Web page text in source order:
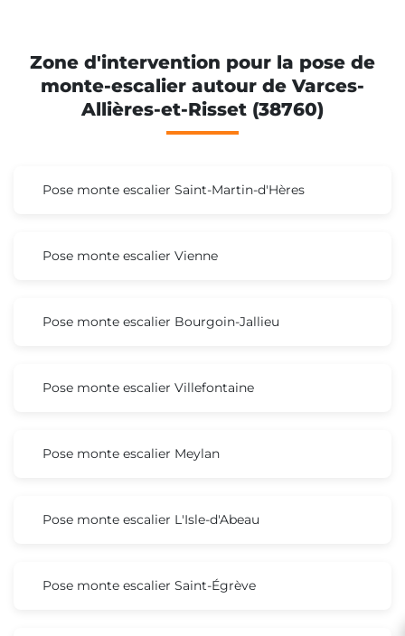
Zone d'intervention pour la pose de
monte-escalier autour de Varces-
Allières-et-Risset (38760)
Pose monte escalier Saint-Martin-d'Hères
Pose monte escalier Vienne
Pose monte escalier Bourgoin-Jallieu
Pose monte escalier Villefontaine
Pose monte escalier Meylan
Pose monte escalier L'Isle-d'Abeau
Pose monte escalier Saint-Égrève